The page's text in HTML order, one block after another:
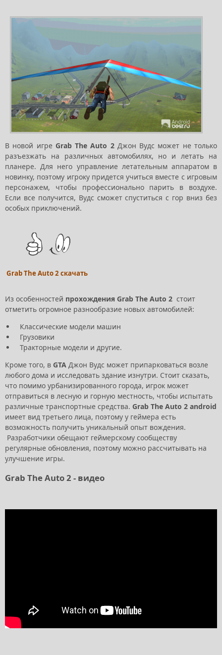
В новой игре Grab The Auto 2Джон Вудс может не только
разъезжать на различных автомобилях, но и летать на
планере. Для него управление летательным аппаратом в
новинку, поэтому игроку придется учиться вместе с игровым
персонажем, чтобы профессионально парить в воздухе.
Если все получится, Вудс сможет спуститься с гор вниз без
особых приключений.
Grab The Auto 2 скачать
Из особенностей прохождения Grab The Auto 2 стоит
отметить огромное разнообразие новых автомобилей:
Классические модели машин
Грузовики
Тракторные модели и другие.
Кроме того, в GTA Джон Вудс может припарковаться возле
любого дома и исследовать здание изнутри. Стоит сказать,
что помимо урбанизированного города, игрок может
отправиться в лесную и горную местность, чтобы испытать
различные транспортные средства. Grab The Auto 2 android
имеет вид третьего лица, поэтому у геймера есть
возможность получить уникальный опыт вождения.
Разработчики обещают геймерскому сообществу
регулярные обновления, поэтому можно рассчитывать на
улучшение игры.
Grab The Auto 2 - видео